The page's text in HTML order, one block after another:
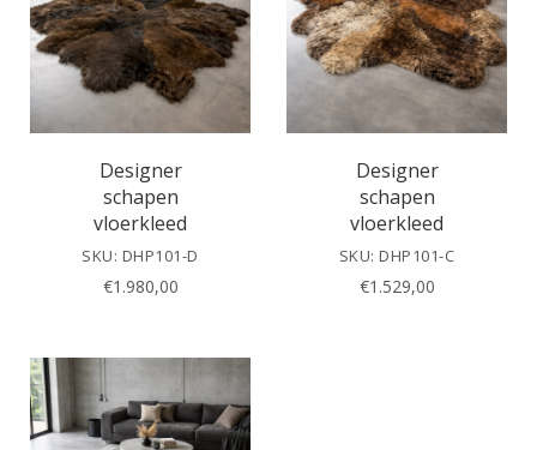
Designer
schapen
vloerkleed
SKU: DHP101-D
€1.980,00
Designer
schapen
vloerkleed
SKU: DHP101-C
€1.529,00